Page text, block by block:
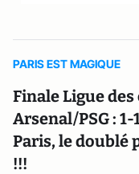
PARIS EST MAGIQUE
Finale Ligue
Arsenal/PSG : 1-
Paris, le doublé
!!!